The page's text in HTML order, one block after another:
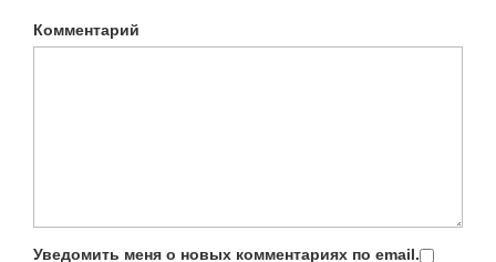
Комментарий
Уведомить меня о новых комментариях по email.